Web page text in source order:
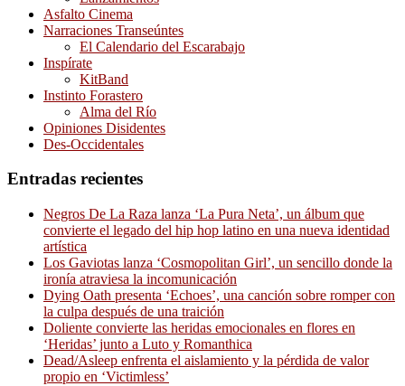
Asfalto Cinema
Narraciones Transeúntes
El Calendario del Escarabajo
Inspírate
KitBand
Instinto Forastero
Alma del Río
Opiniones Disidentes
Des-Occidentales
Entradas recientes
Negros De La Raza lanza ‘La Pura Neta’, un álbum que
convierte el legado del hip hop latino en una nueva identidad
artística
Los Gaviotas lanza ‘Cosmopolitan Girl’, un sencillo donde la
ironía atraviesa la incomunicación
Dying Oath presenta ‘Echoes’, una canción sobre romper con
la culpa después de una traición
Doliente convierte las heridas emocionales en flores en
‘Heridas’ junto a Luto y Romanthica
Dead/Asleep enfrenta el aislamiento y la pérdida de valor
propio en ‘Victimless’